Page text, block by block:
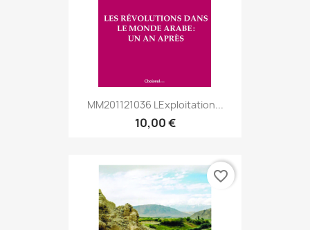
MM201121036 Lexploitation...
10,00 €
favorite_border